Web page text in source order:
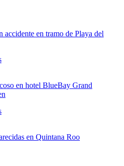
accidente en tramo de Playa del
en hotel BlueBay Grand
en Quintana Roo